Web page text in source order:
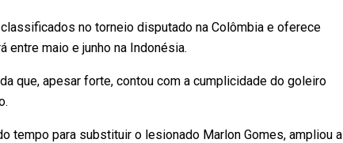
no torneio disputado na Colômbia e oferece
entre maio e junho na Indonésia.
que, apesar forte, contou com a cumplicidade do goleiro
tempo para substituir o lesionado Marlon Gomes, ampliou a